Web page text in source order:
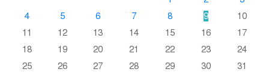
4
5 6 7 8 9
10
11
12 13 14 15 16
17
18
19 20 21 22 23
24
25
26 27 28 29 30
31